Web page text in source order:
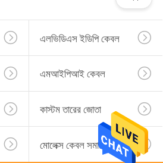
27
এলভিডিএস ইডিপি কেবল
এমআইপিআই কেবল
কাস্টম তারের জোতা
মোলেক্স কেবল সমাবেশ